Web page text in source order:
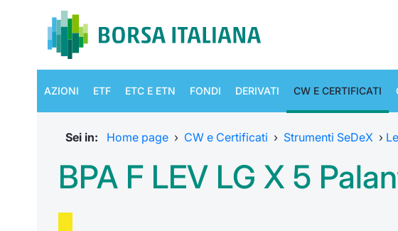
AZIONI ETF ETC E ETN FONDI DERIVATI CW E CERTIFICATI
Sei in: Home page › CW e Certificati › Strumenti SeDeX ›
BPA F LEV LG X 5